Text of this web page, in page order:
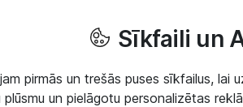
Sīkfaili un
pirmās un trešās puses sīkfailus, lai
plūsmu un pielāgotu personalizētas